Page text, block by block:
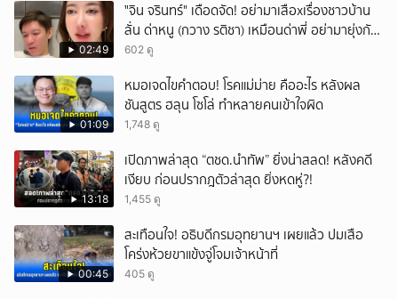
02:49
ั่"จิน จรินทร์" เดือดจัด! อย่ามาเสือxเรื่องชาวบ้าน
ลั่น ด่าหนู (กวาง รติชา) เหมือนด่าพี่ อย่ามายุ่งกับ
คนของผม จบ!!!
602 ดู
01:09
หมอเจดไขคำตอบ! โรคแม่ม่าย คืออะไร หลังผล
ชันสูตร ฮลุน โซโล่ ทำหลายคนเข้าใจผิด
1,748 ดู
13:18
เปิดภาพล่าสุด “ตชด.นำทัพ” ยิ่งน่าสลด! หลังคดี
เงียบ ก่อนปรากฎตัวล่าสุด ยิ่งหดหู่?!
1,455 ดู
00:45
สะเทือนใจ! อธิบดีกรมอุทยานฯ เผยแล้ว ปมเสือ
โคร่งห้วยขาแข้งจู่โจมเจ้าหน้าที่
405 ดู